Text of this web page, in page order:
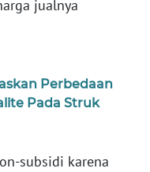
jualnya
Perbedaan
Pada Struk
subsidi karena